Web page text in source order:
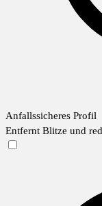
Anfallssicheres Profil
Entfernt Blitze und